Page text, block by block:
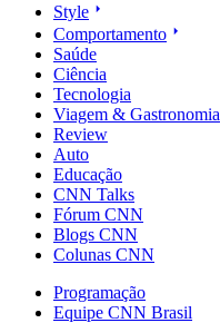
Style
Comportamento
Saúde
Ciência
Tecnologia
Viagem & Gastronomia
Review
Auto
Educação
CNN Talks
Fórum CNN
Blogs CNN
Colunas CNN
Programação
Equipe CNN Brasil